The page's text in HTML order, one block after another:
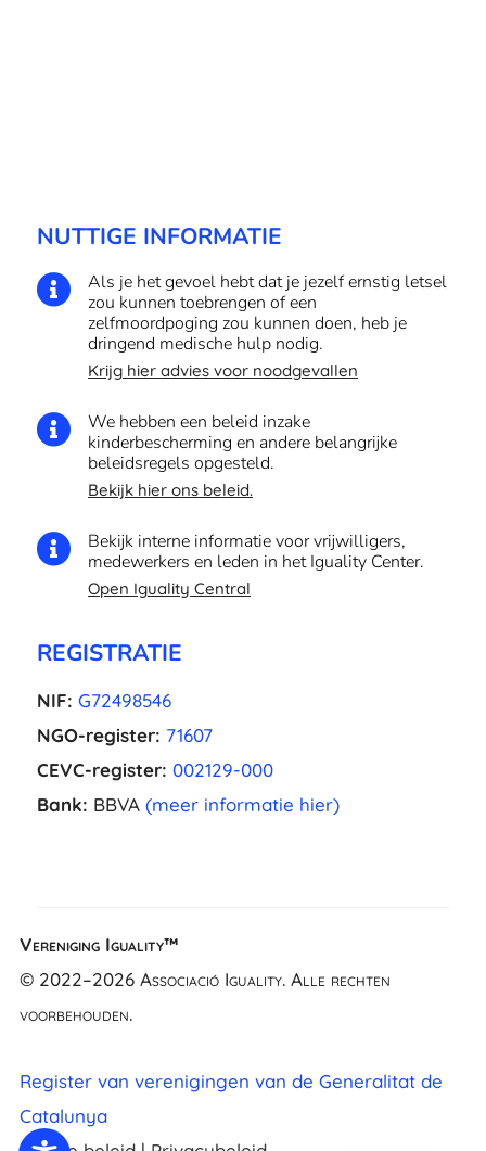
NUTTIGE INFORMATIE

Als je het gevoel hebt dat je jezelf ernstig letsel
zou kunnen toebrengen of een
zelfmoordpoging zou kunnen doen, heb je
dringend medische hulp nodig.
Krijg hier advies voor noodgevallen

We hebben een beleid inzake
kinderbescherming en andere belangrijke
beleidsregels opgesteld.
Bekijk hier ons beleid.

Bekijk interne informatie voor vrijwilligers,
medewerkers en leden in het Iguality Center.
Open Iguality Central
REGISTRATIE
NIF: G72498546
NGO-register: 71607
CEVC-register: 002129-000
Bank: BBVA (meer informatie hier)
Vereniging Iguality™
© 2022–2026 Associació Iguality. Alle rechten
voorbehouden.
Register van verenigingen van de Generalitat de
Catalunya